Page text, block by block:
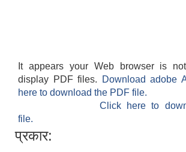
It appears your Web browser is
display PDF files.
Download adobe
here to download the PDF file.
Click here to
file.
प्रकार: